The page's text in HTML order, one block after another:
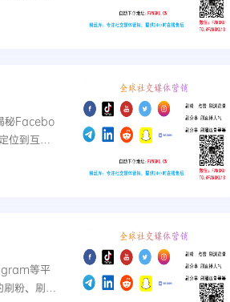
秘Facebo
位到互动
等平
粉、刷